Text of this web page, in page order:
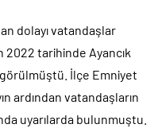
dolayı vatandaşlar
2022 tarihinde Ayancık
görülmüştü. İlçe Emniyet
ardından vatandaşların
uyarılarda bulunmuştu.